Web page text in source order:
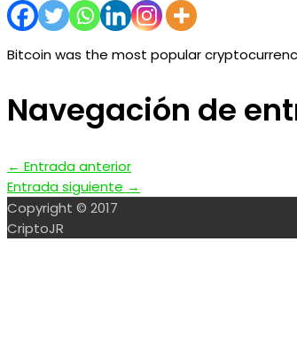
Bitcoin was the most popular
Navegación de
← Entrada anterior
Entrada siguiente →
Copyright © 2017
CriptoJR